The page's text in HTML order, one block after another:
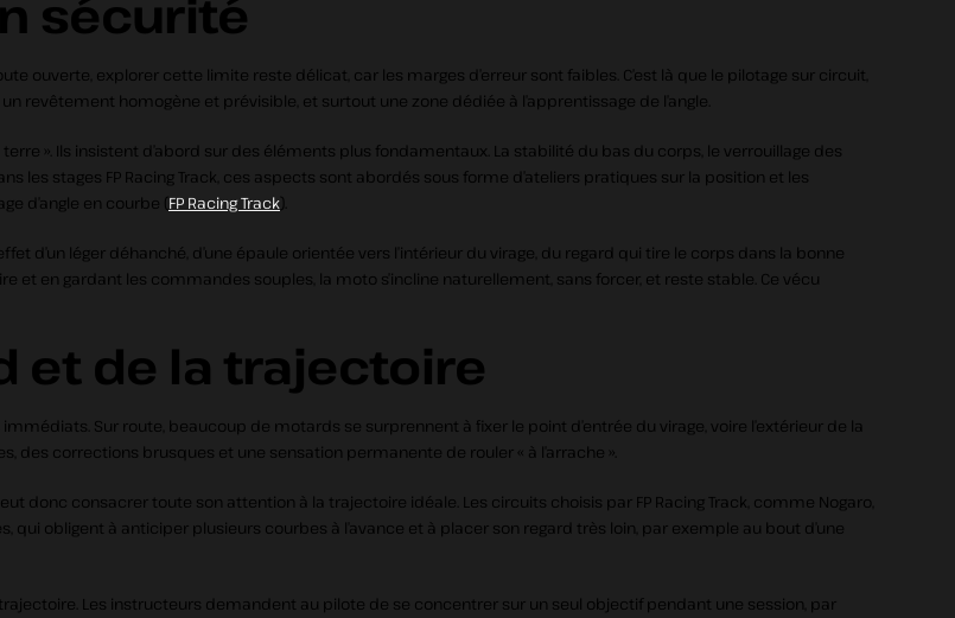
sécurité
ouverte, explorer cette limite reste délicat, car les marges d’erreur sont faibles. C’est là que le pilotage sur circuit,
revêtement homogène et prévisible, et surtout une zone dédiée à l’apprentissage de l’angle.
». Ils insistent d’abord sur des éléments plus fondamentaux. La stabilité du bas du corps, le verrouillage des
les stages FP Racing Track, ces aspects sont abordés sous forme d’ateliers pratiques sur la position et les
d’angle en courbe (FP Racing Track).
d’un léger déhanché, d’une épaule orientée vers l’intérieur du virage, du regard qui tire le corps dans la bonne
et en gardant les commandes souples, la moto s’incline naturellement, sans forcer, et reste stable. Ce vécu
et de la trajectoire
Sur route, beaucoup de motards se surprennent à fixer le point d’entrée du virage, voire l’extérieur de la
des corrections brusques et une sensation permanente de rouler « à l’arrache ».
donc consacrer toute son attention à la trajectoire idéale. Les circuits choisis par FP Racing Track, comme Nogaro,
qui obligent à anticiper plusieurs courbes à l’avance et à placer son regard très loin, par exemple au bout d’une
Les instructeurs demandent au pilote de se concentrer sur un seul objectif pendant une session, par